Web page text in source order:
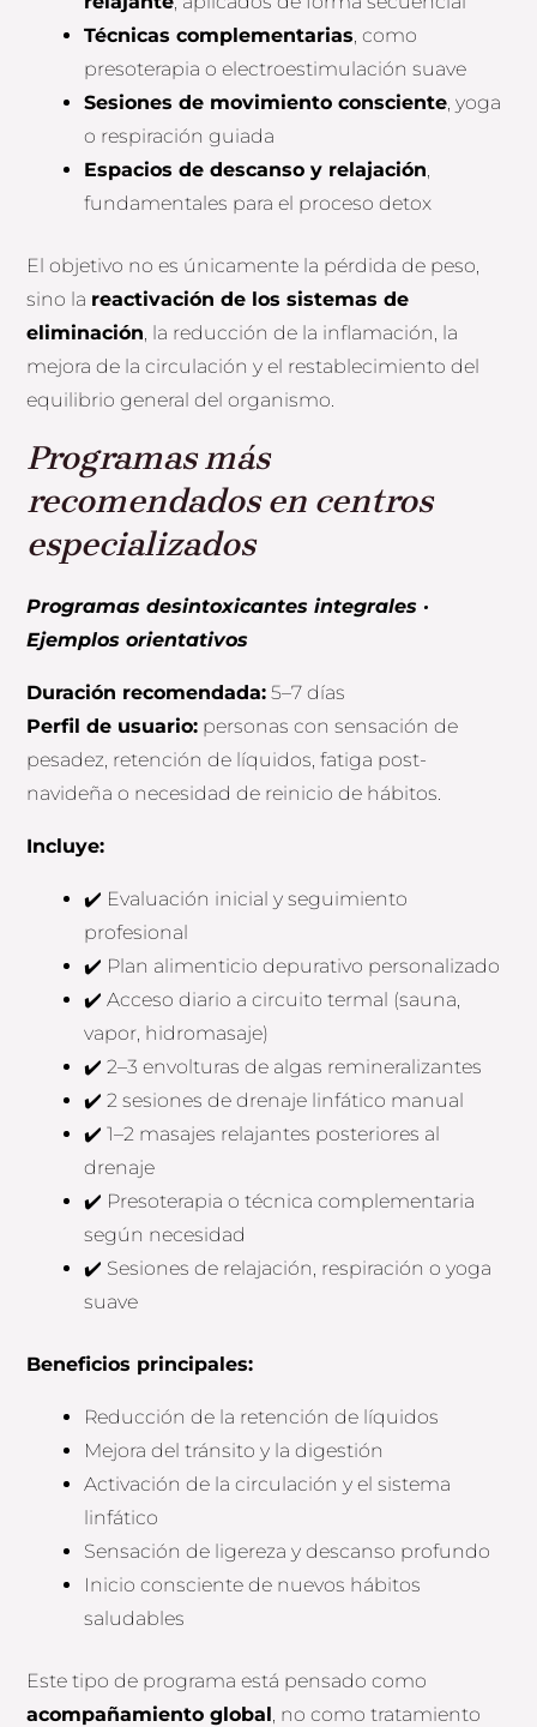
Técnicas complementarias, como
presoterapia o electroestimulación suave
Sesiones de movimiento consciente, yoga
o respiración guiada
Espacios de descanso y relajación,
fundamentales para el proceso detox
El objetivo no es únicamente la pérdida de peso,
sino la reactivación de los sistemas de
eliminación, la reducción de la inflamación, la
mejora de la circulación y el restablecimiento del
equilibrio general del organismo.
Programas más
recomendados en centros
especializados
Programas desintoxicantes integrales ·
Ejemplos orientativos
Duración recomendada: 5–7 días
Perfil de usuario: personas con sensación de
pesadez, retención de líquidos, fatiga post-
navideña o necesidad de reinicio de hábitos.
Incluye:
✔️ Evaluación inicial y seguimiento
profesional
✔️ Plan alimenticio depurativo personalizado
✔️ Acceso diario a circuito termal (sauna,
vapor, hidromasaje)
✔️ 2–3 envolturas de algas remineralizantes
✔️ 2 sesiones de drenaje linfático manual
✔️ 1–2 masajes relajantes posteriores al
drenaje
✔️ Presoterapia o técnica complementaria
según necesidad
✔️ Sesiones de relajación, respiración o yoga
suave
Beneficios principales:
Reducción de la retención de líquidos
Mejora del tránsito y la digestión
Activación de la circulación y el sistema
linfático
Sensación de ligereza y descanso profundo
Inicio consciente de nuevos hábitos
saludables
Este tipo de programa está pensado como
acompañamiento global , no como tratamiento